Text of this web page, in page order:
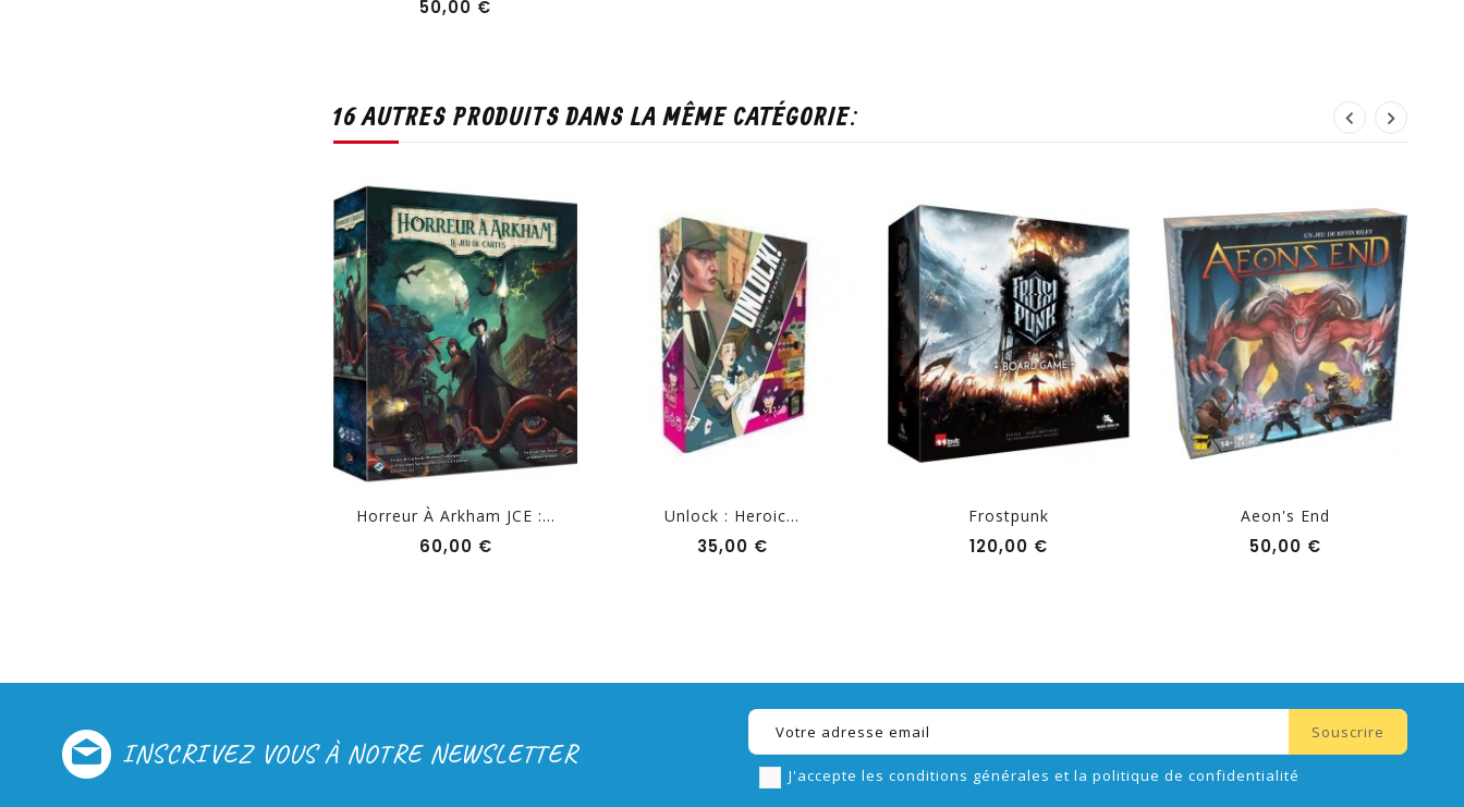
50,00 €
16 AUTRES PRODUITS DANS LA MÊME CATÉGORIE:
Horreur À Arkham JCE :...
60,00 €Prix
Unlock : Heroic...
35,00 €Prix
Frostpunk
120,00 €
Aeon's End
50,00 €
INSCRIVEZ VOUS À NOTRE NEWSLETTER
J'accepte les conditions générales et la politique de confidentialité